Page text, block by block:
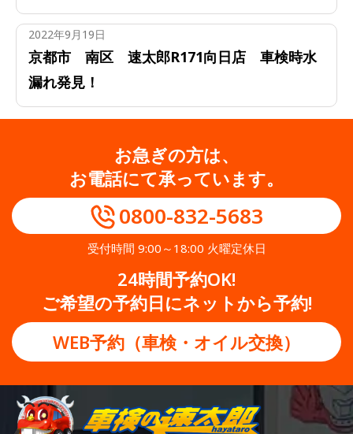
2022年9月19日
京都市 南区 速太郎R171向日店 車検時水
漏れ発見！
お急ぎの方は、
お電話にて承っています。
0800-832-5683
受付時間 9:00～18:00 火曜定休日
24時間予約OK!
ご希望の予約日にネットから予約!
WEB予約（車検・オイル交換）